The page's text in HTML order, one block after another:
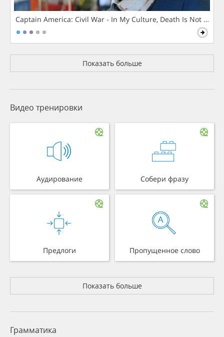
Captain America: Civil War - In My Culture, Death Is Not The
Показать больше
Видео тренировки
Аудирование Собери фразу
Предлоги Пропущенное слово
Показать больше
Грамматика